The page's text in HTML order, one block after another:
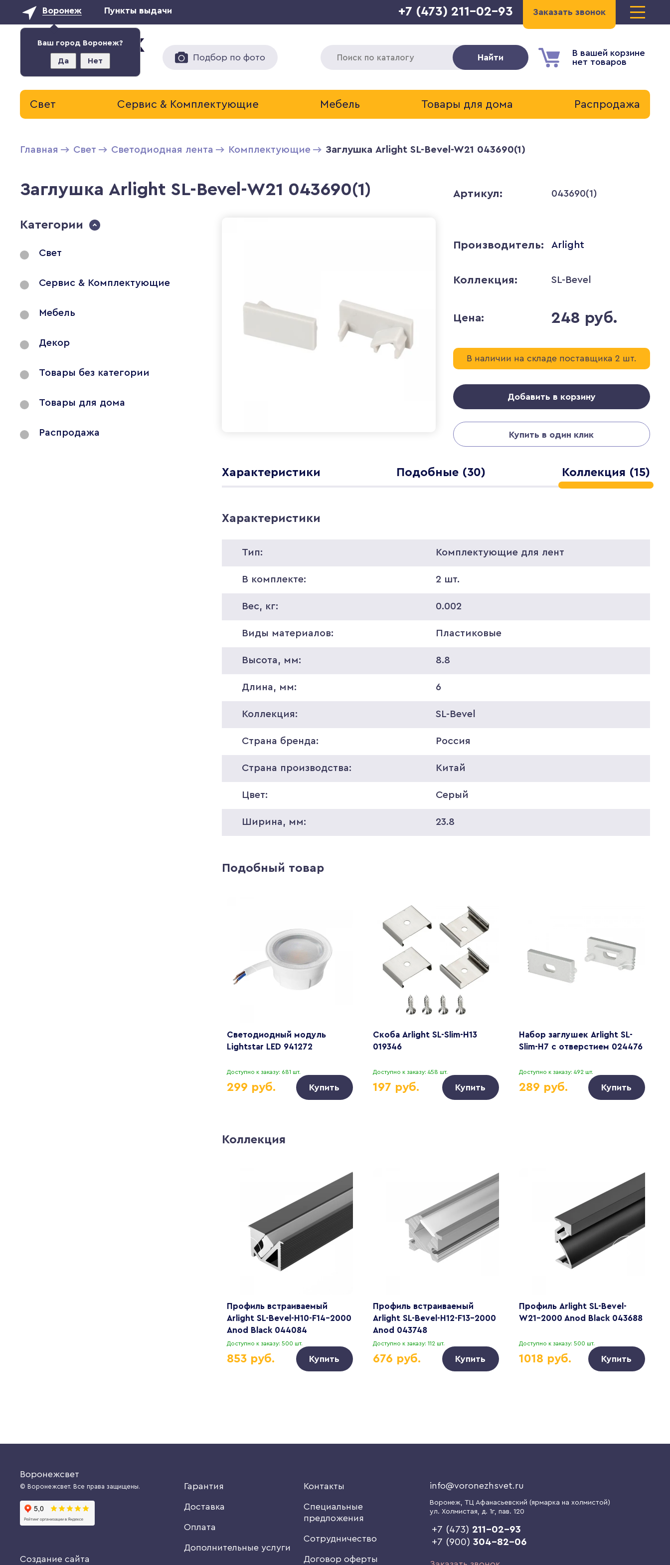
Воронеж
Ваш город Воронеж?
Да Нет
Пункты выдачи Заказать звонок
+7 (473) 211-02-93
Подбор по фото
В вашей корзине
нет товаров
Найти
Свет Сервис & Комплектующие Мебель Товары для дома Распродажа
Главная Свет Светодиодная лента Комплектующие Заглушка Arlight SL-Bevel-W21 043690(1)
Заглушка Arlight SL-Bevel-W21 043690(1)
Категории
Свет
Сервис & Комплектующие
Мебель
Декор
Товары без категории
Товары для дома
Распродажа
Артикул: 043690(1)
Производитель: Arlight
Коллекция: SL-Bevel
Цена: 248 руб.
В наличии на складе поставщика 2 шт.
Добавить в корзину
Купить в один клик
Характеристики Подобные (30) Коллекция (15)
Характеристики
Тип: Комплектующие для лент
В комплекте: 2 шт.
Вес, кг: 0.002
Виды материалов: Пластиковые
Высота, мм: 8.8
Длина, мм: 6
Коллекция: SL-Bevel
Страна бренда: Россия
Страна производства: Китай
Цвет: Серый
Ширина, мм: 23.8
Подобный товар
Светодиодный модуль
Lightstar LED 941272
Доступно к заказу: 681 шт.
299 руб. Купить
Скоба Arlight SL-Slim-H13
019346
Доступно к заказу: 458 шт.
197 руб. Купить
Набор заглушек Arlight SL-
Slim-H7 с отверстием 024476
Доступно к заказу: 492 шт.
289 руб. Купить
Коллекция
Профиль встраиваемый
Arlight SL-Bevel-H10-F14-2000
Anod Black 044084
Доступно к заказу: 500 шт.
853 руб. Купить
Профиль встраиваемый
Arlight SL-Bevel-H12-F13-2000
Anod 043748
Доступно к заказу: 112 шт.
676 руб. Купить
Профиль Arlight SL-Bevel-
W21-2000 Anod Black 043688
Доступно к заказу: 500 шт.
1018 руб. Купить
Воронежсвет
© Воронежсвет. Все права защищены.
Создание сайта
Гарантия
Доставка
Оплата
Дополнительные услуги
Контакты
Специальные
предложения
Сотрудничество
Договор оферты
info@voronezhsvet.ru
Воронеж, ТЦ Афанасьевский (ярмарка на холмистой)
ул. Холмистая, д. 1г, пав. 120
+7 (473) 211-02-93
+7 (900) 304-82-06